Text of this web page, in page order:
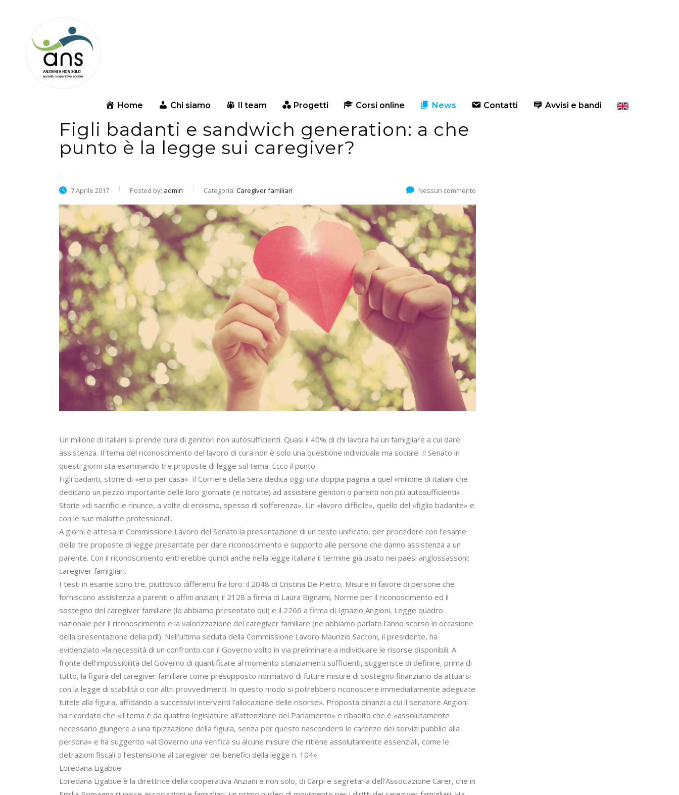
Home Chi siamo Il team Progetti Corsi online News Contatti Avvisi e bandi
Figli badanti e sandwich generation: a che
punto è la legge sui caregiver?
7 Aprile 2017 Posted by: admin Categoria: Caregiver familiari Nessun commento
Un milione di italiani si prende cura di genitori non autosufficienti. Quasi il 40% di chi lavora ha un famigliare a cui dare
assistenza. Il tema del riconoscimento del lavoro di cura non è solo una questione individuale ma sociale. Il Senato in
questi giorni sta esaminando tre proposte di legge sul tema. Ecco il punto
Figli badanti, storie di «eroi per casa». Il Corriere della Sera dedica oggi una doppia pagina a quel «milione di italiani che
dedicano un pezzo importante delle loro giornate (e nottate) ad assistere genitori o parenti non più autosufficienti».
Storie «di sacrifici e rinunce, a volte di eroismo, spesso di sofferenza». Un «lavoro difficile», quello del «figlio badante» e
con le sue malattie professionali.
A giorni è attesa in Commissione Lavoro del Senato la presentazione di un testo unificato, per procedere con l’esame
delle tre proposte di legge presentate per dare riconoscimento e supporto alle persone che danno assistenza a un
parente. Con il riconoscimento entrerebbe quindi anche nella legge italiana il termine già usato nei paesi anglossassoni:
caregiver famigliari.
I testi in esame sono tre, piuttosto differenti fra loro: il 2048 di Cristina De Pietro, Misure in favore di persone che
forniscono assistenza a parenti o affini anziani; il 2128 a firma di Laura Bignami, Norme per il riconoscimento ed il
sostegno del caregiver familiare (lo abbiamo presentato qui) e il 2266 a firma di Ignazio Angioni, Legge quadro
nazionale per il riconoscimento e la valorizzazione del caregiver familiare (ne abbiamo parlato l’anno scorso in occasione
della presentazione della pdl). Nell’ultima seduta della Commissione Lavoro Maurizio Sacconi, il presidente, ha
evidenziato «la necessità di un confronto con il Governo volto in via preliminare a individuare le risorse disponibili. A
fronte dell’impossibilità del Governo di quantificare al momento stanziamenti sufficienti, suggerisce di definire, prima di
tutto, la figura del caregiver familiare come presupposto normativo di future misure di sostegno finanziario da attuarsi
con la legge di stabilità o con altri provvedimenti. In questo modo si potrebbero riconoscere immediatamente adeguate
tutele alla figura, affidando a successivi interventi l’allocazione delle risorse». Proposta dinanzi a cui il senatore Angioni
ha ricordato che «il tema è da quattro legislature all’attenzione del Parlamento» e ribadito che è «assolutamente
necessario giungere a una tipizzazione della figura, senza per questo nascondersi le carenze dei servizi pubblici alla
persona» e ha suggerito «al Governo una verifica su alcune misure che ritiene assolutamente essenziali, come le
detrazioni fiscali o l’estensione al caregiver dei benefici della legge n. 104».
Loredana Ligabue
Loredana Ligabue è la direttrice della cooperativa Anziani e non solo, di Carpi e segretaria dell’Associazione Carer, che in